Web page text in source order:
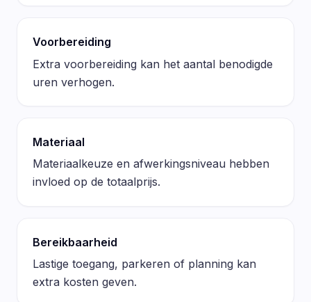
Voorbereiding
Extra voorbereiding kan het aantal benodigde
uren verhogen.
Materiaal
Materiaalkeuze en afwerkingsniveau hebben
invloed op de totaalprijs.
Bereikbaarheid
Lastige toegang, parkeren of planning kan
extra kosten geven.